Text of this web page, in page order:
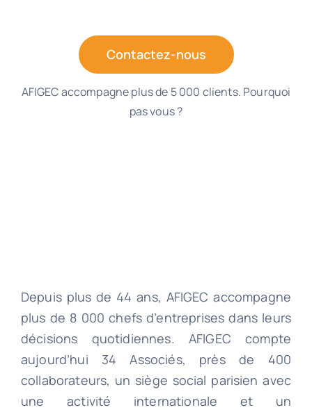
Contactez-nous
AFIGEC accompagne plus de 5 000 clients. Pourquoi
pas vous ?
Depuis plus de 44 ans, AFIGEC accompagne
plus de 8 000 chefs d’entreprises dans leurs
décisions quotidiennes. AFIGEC compte
aujourd’hui 34 Associés, près de 400
collaborateurs, un siège social parisien avec
une activité internationale et un